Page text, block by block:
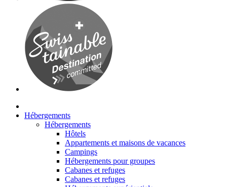
Hébergements
Hébergements
Hôtels
Appartements et maisons de vacances
Campings
Hébergements pour groupes
Cabanes et refuges
Cabanes et refuges